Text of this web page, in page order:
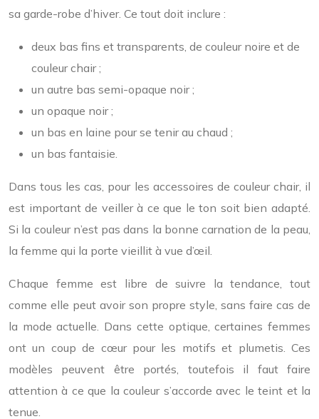
sa garde-robe d’hiver. Ce tout doit inclure :
deux bas fins et transparents, de couleur noire et de
couleur chair ;
un autre bas semi-opaque noir ;
un opaque noir ;
un bas en laine pour se tenir au chaud ;
un bas fantaisie.
Dans tous les cas, pour les accessoires de couleur chair, il
est important de veiller à ce que le ton soit bien adapté.
Si la couleur n’est pas dans la bonne carnation de la peau,
la femme qui la porte vieillit à vue d’œil.
Chaque femme est libre de suivre la tendance, tout
comme elle peut avoir son propre style, sans faire cas de
la mode actuelle. Dans cette optique, certaines femmes
ont un coup de cœur pour les motifs et plumetis. Ces
modèles peuvent être portés, toutefois il faut faire
attention à ce que la couleur s’accorde avec le teint et la
tenue.